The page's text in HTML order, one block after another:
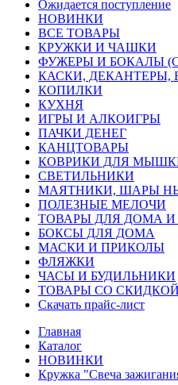
Ожидается поступление
HОВИНКИ
ВСЕ ТОВАРЫ
КРУЖКИ И ЧАШКИ
ФУЖЕРЫ И БОКАЛЫ
КАСКИ, ДЕКАНТЕРЫ,
КОПИЛКИ
КУХНЯ
ИГРЫ И АЛКОИГРЫ
ПАЧКИ ДЕНЕГ
КАНЦТОВАРЫ
КОВРИКИ ДЛЯ
СВЕТИЛЬНИКИ
МАЯТНИКИ, ШАРЫ
ПОЛЕЗНЫЕ МЕЛОЧИ
ТОВАРЫ ДЛЯ ДОМА И
БОКСЫ ДЛЯ ДОМА
МАСКИ И ПРИКОЛЫ
ФЛЯЖКИ
ЧАСЫ И БУДИЛЬНИКИ
ТОВАРЫ СО СКИДКОЙ
Скачать прайс-лист
Главная
Каталог
HОВИНКИ
Кружка "Свеча